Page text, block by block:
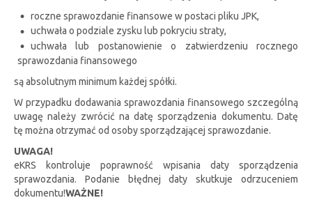
roczne sprawozdanie finansowe w postaci pliku JPK,
uchwała o podziale zysku lub pokryciu straty,
uchwała lub postanowienie o zatwierdzeniu rocznego
sprawozdania finansowego
są absolutnym minimum każdej spółki.
W przypadku dodawania sprawozdania finansowego szczególną
uwagę należy zwrócić na datę sporządzenia dokumentu. Datę
tę można otrzymać od osoby sporządzającej sprawozdanie.
UWAGA!
eKRS kontroluje poprawność wpisania daty sporządzenia
sprawozdania. Podanie błędnej daty skutkuje odrzuceniem
dokumentu!WAŻNE!